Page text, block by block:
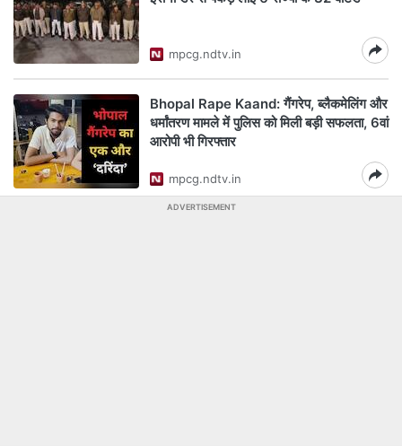
mpcg.ndtv.in
Bhopal Rape Kaand: गैंगरेप, ब्लैकमेलिंग और
धर्मांतरण मामले में पुलिस को मिली बड़ी सफलता, 6वां
आरोपी भी गिरफ्तार
mpcg.ndtv.in
ADVERTISEMENT